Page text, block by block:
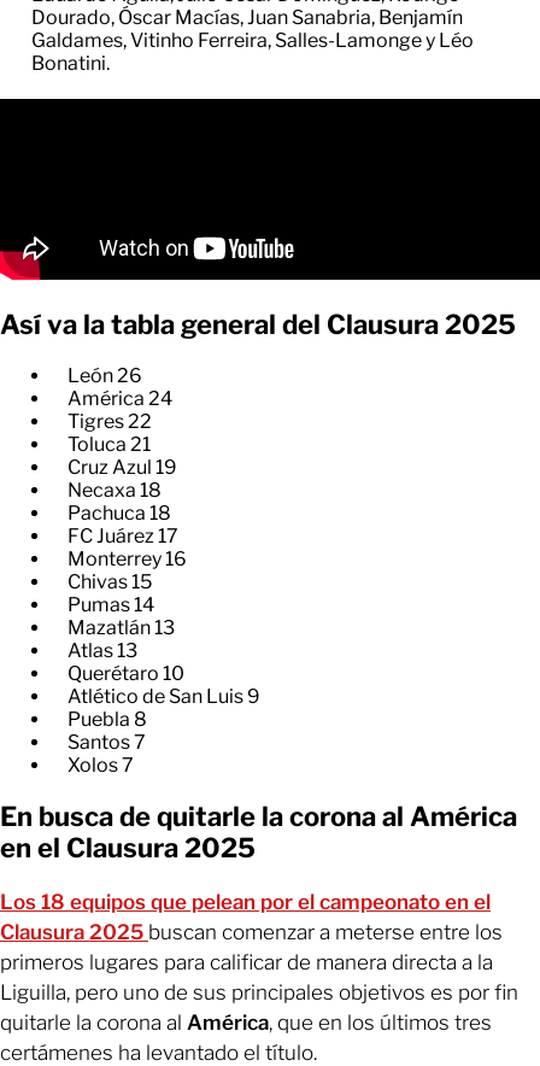
Dourado, Óscar Macías, Juan Sanabria, Benjamín
Galdames, Vitinho Ferreira, Salles-Lamonge y Léo
Bonatini.
Así va la tabla general del Clausura 2025
León 26
América 24
Tigres 22
Toluca 21
Cruz Azul 19
Necaxa 18
Pachuca 18
FC Juárez 17
Monterrey 16
Chivas 15
Pumas 14
Mazatlán 13
Atlas 13
Querétaro 10
Atlético de San Luis 9
Puebla 8
Santos 7
Xolos 7
En busca de quitarle la corona al América
en el Clausura 2025
Los 18 equipos que pelean por el campeonato en el
Clausura 2025 buscan comenzar a meterse entre los
primeros lugares para calificar de manera directa a la
Liguilla, pero uno de sus principales objetivos es por fin
quitarle la corona al América, que en los últimos tres
certámenes ha levantado el título.